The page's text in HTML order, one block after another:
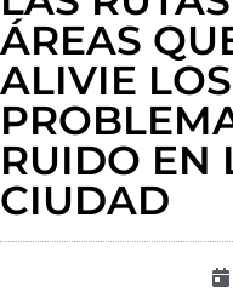
ÁREAS
ALIVIE LOS
RUIDO EN
CIUDAD